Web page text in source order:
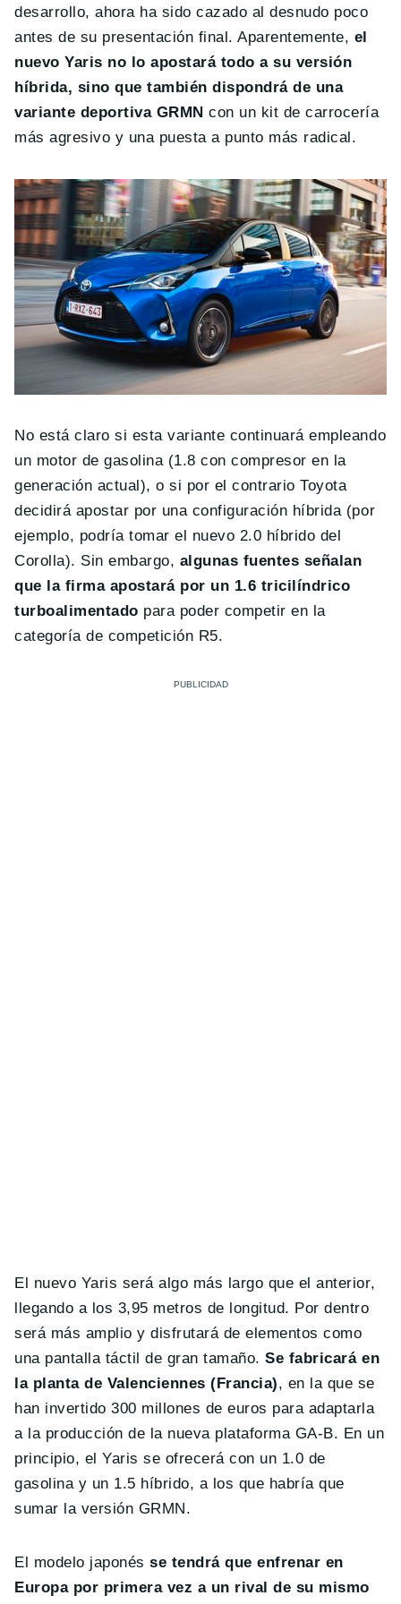
desarrollo, ahora ha sido cazado al desnudo poco
antes de su presentación final. Aparentemente, el
nuevo Yaris no lo apostará todo a su versión
híbrida, sino que también dispondrá de una
variante deportiva GRMN con un kit de carrocería
más agresivo y una puesta a punto más radical.
No está claro si esta variante continuará empleando
un motor de gasolina (1.8 con compresor en la
generación actual), o si por el contrario Toyota
decidirá apostar por una configuración híbrida (por
ejemplo, podría tomar el nuevo 2.0 híbrido del
Corolla). Sin embargo, algunas fuentes señalan
que la firma apostará por un 1.6 tricilíndrico
turboalimentado para poder competir en la
categoría de competición R5.
El nuevo Yaris será algo más largo que el anterior,
llegando a los 3,95 metros de longitud. Por dentro
será más amplio y disfrutará de elementos como
una pantalla táctil de gran tamaño. Se fabricará en
la planta de Valenciennes (Francia), en la que se
han invertido 300 millones de euros para adaptarla
a la producción de la nueva plataforma GA-B. En un
principio, el Yaris se ofrecerá con un 1.0 de
gasolina y un 1.5 híbrido, a los que habría que
sumar la versión GRMN.
El modelo japonésse tendrá que enfrenar en
Europa por primera vez a un rival de su mismo